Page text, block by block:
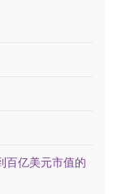
百亿美元市值的